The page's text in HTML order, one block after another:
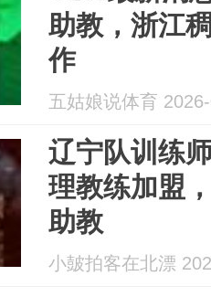
助教，浙江
作
五姑娘说体育
辽宁队训练
理教练加盟
助教
小皷拍客在北漂